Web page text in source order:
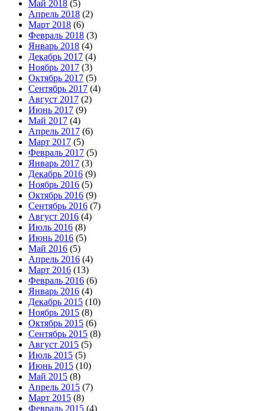
Май 2018 (5)
Апрель 2018 (2)
Март 2018 (6)
Февраль 2018 (3)
Январь 2018 (4)
Декабрь 2017 (4)
Ноябрь 2017 (3)
Октябрь 2017 (5)
Сентябрь 2017 (4)
Август 2017 (2)
Июнь 2017 (9)
Май 2017 (4)
Апрель 2017 (6)
Март 2017 (5)
Февраль 2017 (5)
Январь 2017 (3)
Декабрь 2016 (9)
Ноябрь 2016 (5)
Октябрь 2016 (9)
Сентябрь 2016 (7)
Август 2016 (4)
Июль 2016 (8)
Июнь 2016 (5)
Май 2016 (5)
Апрель 2016 (4)
Март 2016 (13)
Февраль 2016 (6)
Январь 2016 (4)
Декабрь 2015 (10)
Ноябрь 2015 (8)
Октябрь 2015 (6)
Сентябрь 2015 (8)
Август 2015 (5)
Июль 2015 (5)
Июнь 2015 (10)
Май 2015 (8)
Апрель 2015 (7)
Март 2015 (8)
Февраль 2015 (4)